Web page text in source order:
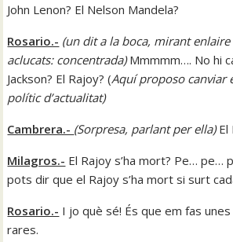
John Lenon? El Nelson Mandela?
Rosario.- (un dit a la boca, mirant
aclucats: concentrada)Mmmmm…. No hi
Jackson? El Rajoy? (Aquí proposo canviar
polític d’actualitat)
Cambrera.- (Sorpresa, parlant per ella)El
Milagros.- El Rajoy s’ha mort? Pe… pe…
pots dir que el Rajoy s’ha mort si surt
Rosario.- I jo què sé! És que em fas
rares.